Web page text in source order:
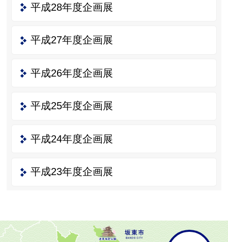
平成28年度企画展
平成27年度企画展
平成26年度企画展
平成25年度企画展
平成24年度企画展
平成23年度企画展